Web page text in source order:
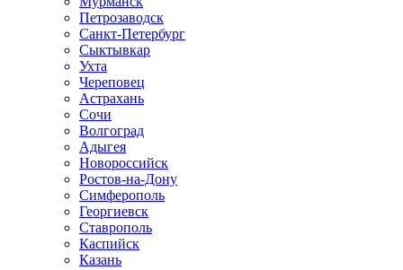
Петрозаводск
Санкт-Петербург
Сыктывкар
Ухта
Череповец
Астрахань
Сочи
Волгоград
Адыгея
Новороссийск
Ростов-на-Дону
Симферополь
Георгиевск
Ставрополь
Каспийск
Казань